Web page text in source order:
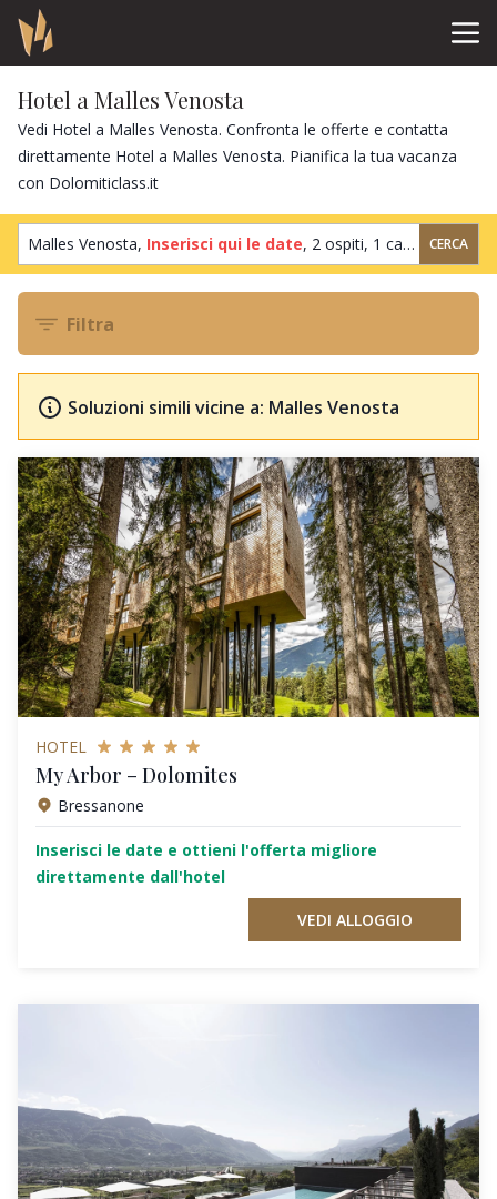
Hotel a Malles Venosta
Vedi Hotel a Malles Venosta. Confronta le offerte e contatta
direttamente Hotel a Malles Venosta. Pianifica la tua vacanza
con Dolomiticlass.it
Malles Venosta, Inserisci qui le date, 2 ospiti, 1 camera CERCA
Filtra
Soluzioni simili vicine a: Malles Venosta
HOTEL
My Arbor – Dolomites
Bressanone
Inserisci le date e ottieni l'offerta migliore
direttamente dall'hotel
VEDI ALLOGGIO